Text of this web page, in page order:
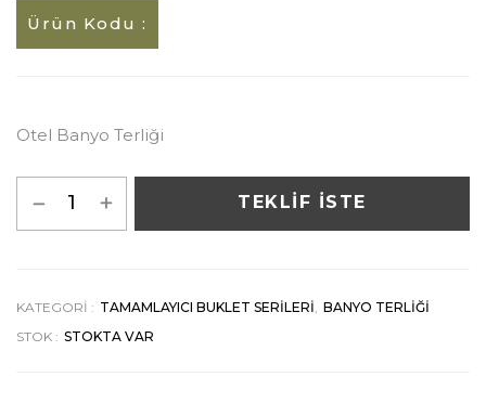
Ürün Kodu :
Otel Banyo Terliği
TEKLİF İSTE
KATEGORI : TAMAMLAYICI BUKLET SERILERI BANYO TERLIĞI
STOK : STOKTA VAR